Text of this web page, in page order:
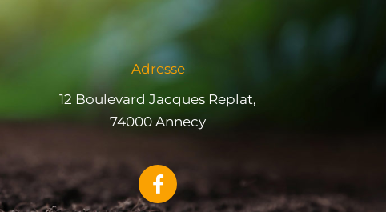
Adresse
12 Boulevard Jacques Replat,
74000 Annecy
F
a